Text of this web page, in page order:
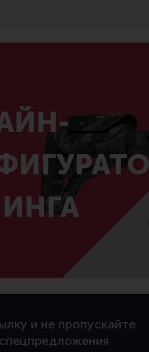
и не пропускайте